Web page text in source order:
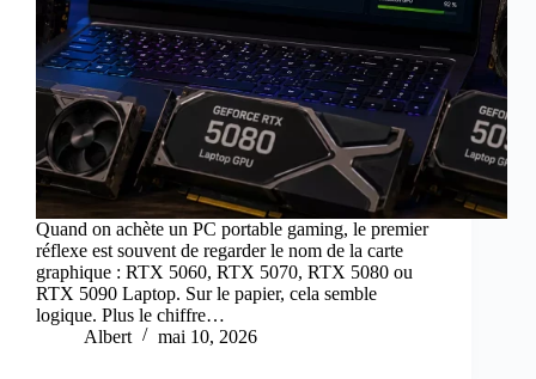
Quand on achète un PC portable gaming, le premier
réflexe est souvent de regarder le nom de la carte
graphique : RTX 5060, RTX 5070, RTX 5080 ou
RTX 5090 Laptop. Sur le papier, cela semble
logique. Plus le chiffre…
Albert
mai 10, 2026